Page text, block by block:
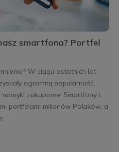
smartfona? Portfel
W ciągu ostatnich lat
ogromną popularność,
zakupowe. Smartfony i
portfelami milionów Polaków, a